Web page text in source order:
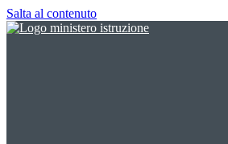
Salta al contenuto